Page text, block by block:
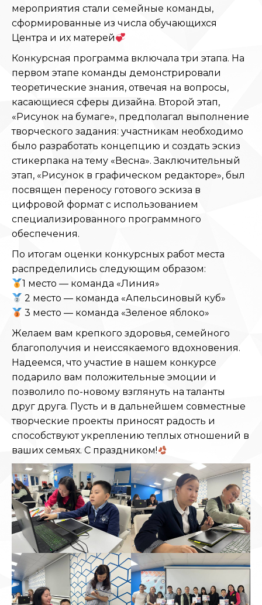
мероприятия стали семейные команды,
сформированные из числа обучающихся
Центра и их матерей
Конкурсная программа включала три этапа. На
первом этапе команды демонстрировали
теоретические знания, отвечая на вопросы,
касающиеся сферы дизайна. Второй этап,
«Рисунок на бумаге», предполагал выполнение
творческого задания: участникам необходимо
было разработать концепцию и создать эскиз
стикерпака на тему «Весна». Заключительный
этап, «Рисунок в графическом редакторе», был
посвящен переносу готового эскиза в
цифровой формат с использованием
специализированного программного
обеспечения.
По итогам оценки конкурсных работ места
распределились следующим образом:
1 место — команда «Линия»
2 место — команда «Апельсиновый куб»
3 место — команда «Зеленое яблоко»
Желаем вам крепкого здоровья, семейного
благополучия и неиссякаемого вдохновения.
Надеемся, что участие в нашем конкурсе
подарило вам положительные эмоции и
позволило по-новому взглянуть на таланты
друг друга. Пусть и в дальнейшем совместные
творческие проекты приносят радость и
способствуют укреплению теплых отношений в
ваших семьях. С праздником!